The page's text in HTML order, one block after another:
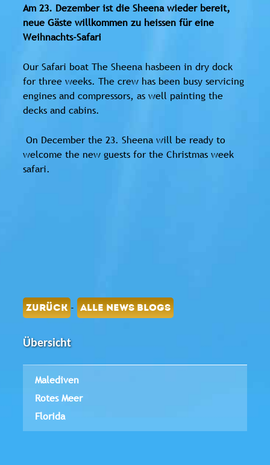
Am 23. Dezember ist die Sheena wieder bereit,
neue Gäste willkommen zu heissen für eine
Weihnachts-Safari
Our Safari boat The Sheena hasbeen in dry dock
for three weeks. The crew has been busy servicing
engines and compressors, as well painting the
decks and cabins.
On December the 23. Sheena will be ready to
welcome the new guests for the Christmas week
safari.
ZURÜCK - ALLE NEWS BLOGS
Übersicht
Malediven
Rotes Meer
Florida